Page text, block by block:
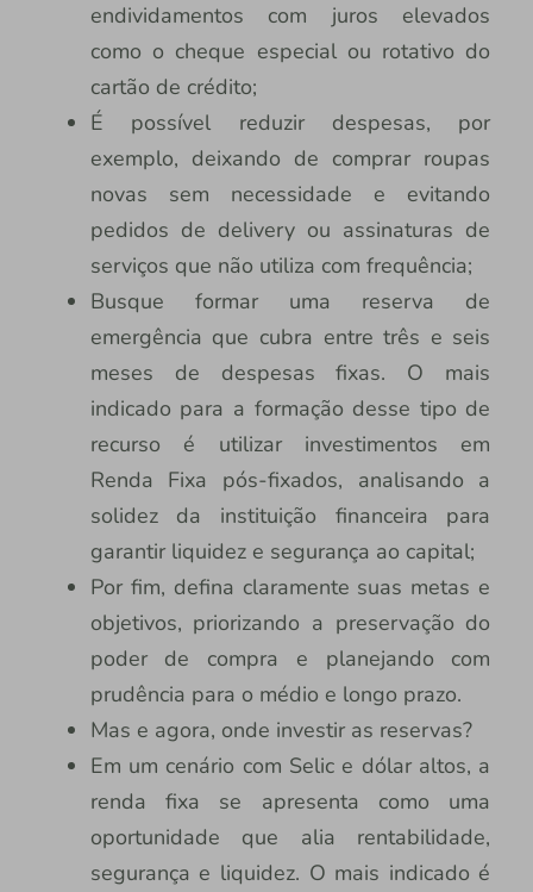
endividamentos com juros elevados
como o cheque especial ou rotativo do
cartão de crédito;
É possível reduzir despesas, por
exemplo, deixando de comprar roupas
novas sem necessidade e evitando
pedidos de delivery ou assinaturas de
serviços que não utiliza com frequência;
Busque formar uma reserva de
emergência que cubra entre três e seis
meses de despesas fixas. O mais
indicado para a formação desse tipo de
recurso é utilizar investimentos em
Renda Fixa pós-fixados, analisando a
solidez da instituição financeira para
garantir liquidez e segurança ao capital;
Por fim, defina claramente suas metas e
objetivos, priorizando a preservação do
poder de compra e planejando com
prudência para o médio e longo prazo.
Mas e agora, onde investir as reservas?
Em um cenário com Selic e dólar altos, a
renda fixa se apresenta como uma
oportunidade que alia rentabilidade,
segurança e liquidez. O mais indicado é